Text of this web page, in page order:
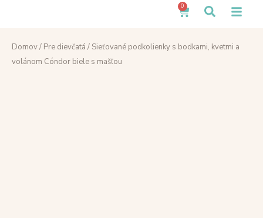
0
Domov/ Pre dievčatá / Sieťované podkolienky s bodkami, kvetmi a
volánom Cóndor biele s mašľou